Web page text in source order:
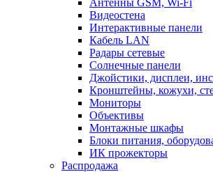
Антенны GSM, Wi-Fi
Видеостена
Интерактивные панели
Кабель LAN
Радары сетевые
Солнечные панели
Джойстики, дисплеи,
Кронштейны, кожухи,
Мониторы
Объективы
Монтажные шкафы
Блоки питания,
ИК прожекторы
Распродажа